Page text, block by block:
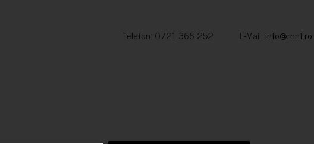
Telefon: 0721 366 252 E-Mail: info@mnf.ro